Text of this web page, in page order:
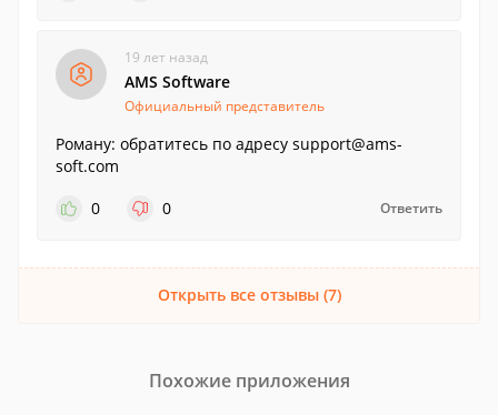
19 лет назад
AMS Software
Официальный представитель
Роману: обратитесь по адресу support@ams-
soft.com
0
0 Ответить
Открыть все отзывы (7)
Похожие приложения